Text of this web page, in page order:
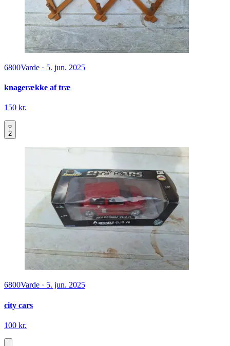
6800Varde · 5. jun. 2025
knagerække af træ
150 kr.
2
6800Varde · 5. jun. 2025
city cars
100 kr.